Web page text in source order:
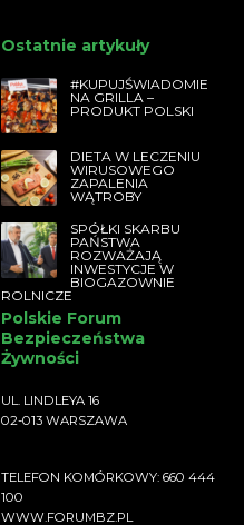
Ostatnie artykuły
#KUPUJŚWIADOMIE
NA GRILLA –
PRODUKT POLSKI
DIETA W LECZENIU
WIRUSOWEGO
ZAPALENIA
WĄTROBY
SPÓŁKI SKARBU
PAŃSTWA
ROZWAŻAJĄ
INWESTYCJE W
BIOGAZOWNIE
ROLNICZE
Polskie Forum
Bezpieczeństwa
Żywności
UL. LINDLEYA 16
02-013 WARSZAWA
TELEFON KOMÓRKOWY: 660 444
100
WWW.FORUMBZ.PL